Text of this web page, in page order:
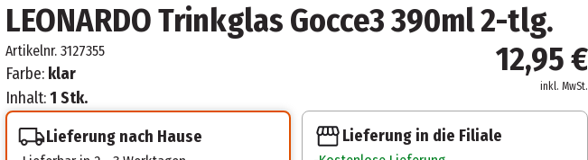
LEONARDO Trinkglas Gocce3 390ml 2-tlg.
Artikelnr. 3127355
Farbe: klar
Inhalt:1 Stk.
12,95 €
inkl. MwSt.
Lieferung nach Hause Lieferung in die Filiale